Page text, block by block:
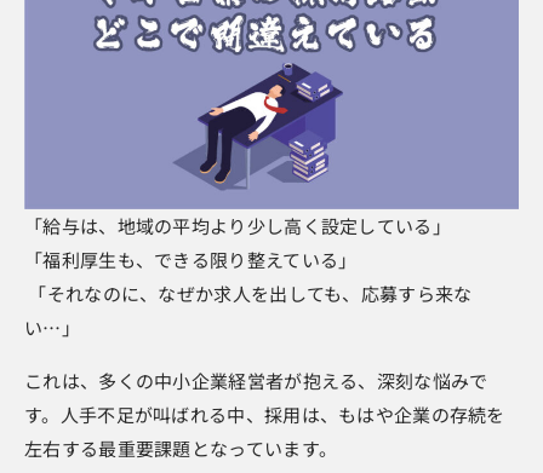
「給与は、地域の平均より少し高く設定している」
「福利厚生も、できる限り整えている」
「それなのに、なぜか求人を出しても、応募すら来な
い…」
これは、多くの中小企業経営者が抱える、深刻な悩みで
す。人手不足が叫ばれる中、採用は、もはや企業の存続を
左右する最重要課題となっています。